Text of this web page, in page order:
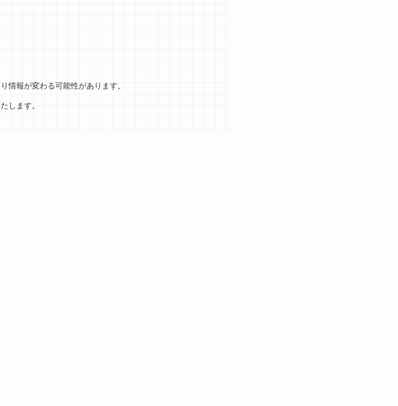
情報が変わる可能性があります。
します。